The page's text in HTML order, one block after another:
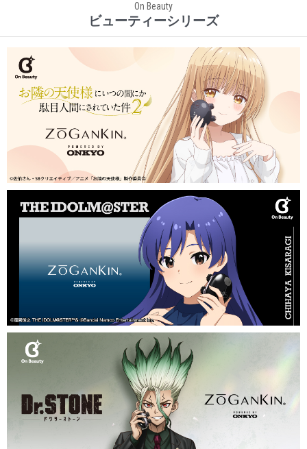
On Beauty
ビューティーシリーズ